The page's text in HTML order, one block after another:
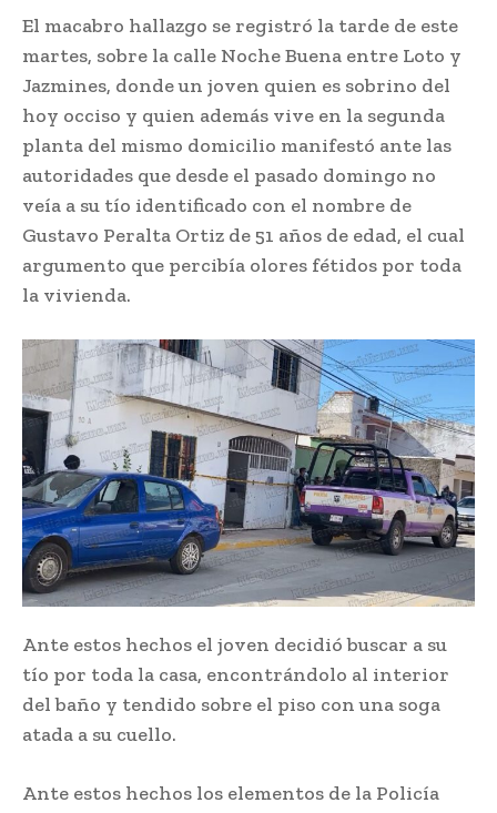
El macabro hallazgo se registró la tarde de este
martes, sobre la calle Noche Buena entre Loto y
Jazmines, donde un joven quien es sobrino del
hoy occiso y quien además vive en la segunda
planta del mismo domicilio manifestó ante las
autoridades que desde el pasado domingo no
veía a su tío identificado con el nombre de
Gustavo Peralta Ortiz de 51 años de edad, el cual
argumento que percibía olores fétidos por toda
la vivienda.
Ante estos hechos el joven decidió buscar a su
tío por toda la casa, encontrándolo al interior
del baño y tendido sobre el piso con una soga
atada a su cuello.
Ante estos hechos los elementos de la Policía